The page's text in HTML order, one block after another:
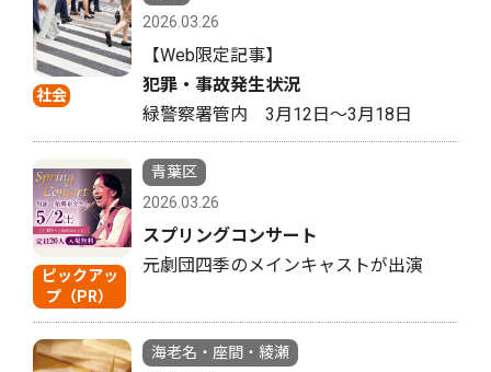
社会
2026.03.26
【Web限定記事】
犯罪・事故発生状況
緑警察署管内 3月12日〜3月18日
ピックアッ
プ（PR）
青葉区
2026.03.26
スプリングコンサート
元劇団四季のメインキャストが出演
海老名・座間・綾瀬